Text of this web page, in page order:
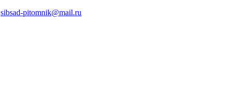
sibsad-pitomnik@mail.ru